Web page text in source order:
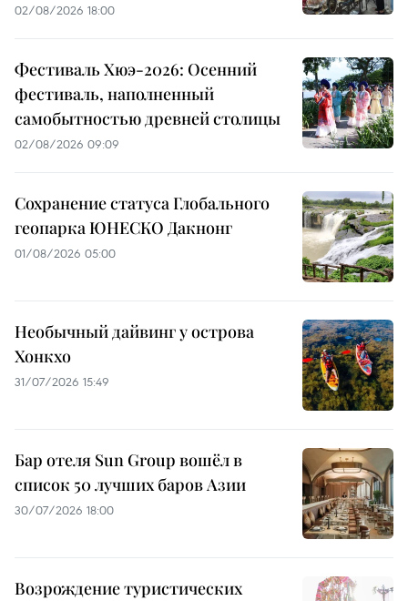
02/08/2026 18:00
Фестиваль Хюэ-2026: Осенний
фестиваль, наполненный
самобытностью древней столицы
02/08/2026 09:09
Сохранение статуса Глобального
геопарка ЮНЕСКО Дакнонг
01/08/2026 05:00
Необычный дайвинг у острова
Хонкхо
31/07/2026 15:49
Бар отеля Sun Group вошёл в
список 50 лучших баров Азии
30/07/2026 18:00
Возрождение туристических